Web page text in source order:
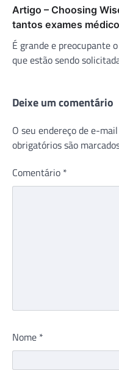
Artigo – Choosing
tantos exames
É grande e preocupante
que estão sendo
Deixe um comentário
O seu endereço de e-
obrigatórios são
Comentário *
Nome *